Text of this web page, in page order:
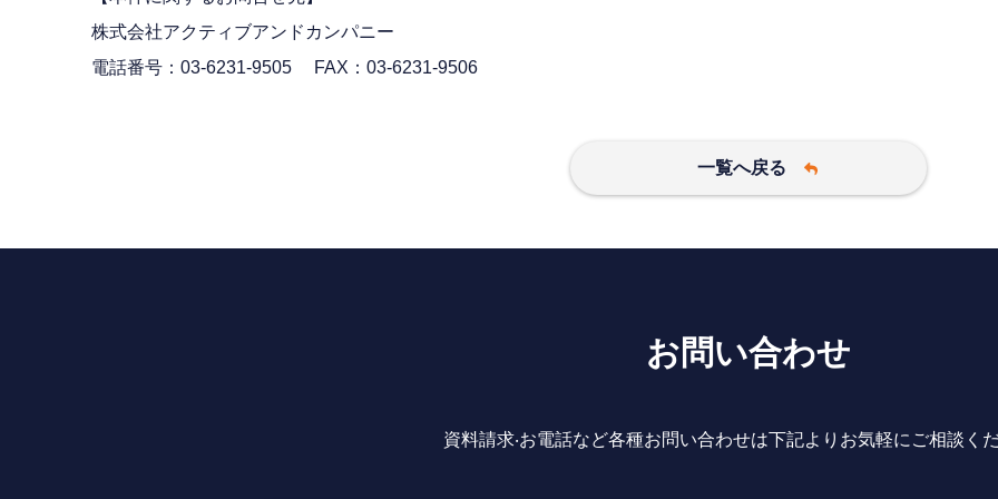
株式会社アクティブアンドカンパニー
電話番号：03-6231-9505 FAX：03-6231-9506
一覧へ戻る
お問い合わせ
資料請求‧お電話など各種お問い合わせは下記よりお気軽にご相談く